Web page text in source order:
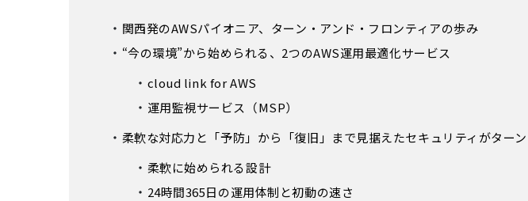
関西発のAWSパイオニア、ターン・アンド・フロンティアの歩み
“今の環境”から始められる、2つのAWS運用最適化サービス
cloud link for AWS
運用監視サービス（MSP）
柔軟な対応力と「予防」から「復旧」まで見据えたセキュリティがター
柔軟に始められる設計
24時間365日の運用体制と初動の速さ